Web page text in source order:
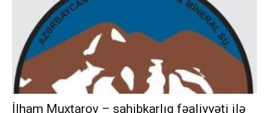
İlham Muxtarov – sahibkarlıq fəaliyyəti ilə